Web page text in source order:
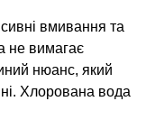
вмивання та
не вимагає
нюанс, який
Хлорована вода